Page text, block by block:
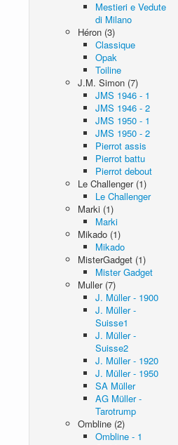
Mestieri e Vedute
di Milano
Héron (3)
Classique
Opak
Toiline
J.M. Simon (7)
JMS 1946 - 1
JMS 1946 - 2
JMS 1950 - 1
JMS 1950 - 2
Pierrot assis
Pierrot battu
Pierrot debout
Le Challenger (1)
Le Challenger
Marki (1)
Marki
Mikado (1)
Mikado
MisterGadget (1)
Mister Gadget
Muller (7)
J. Müller - 1900
J. Müller -
Suisse1
J. Müller -
Suisse2
J. Müller - 1920
J. Müller - 1950
SA Müller
AG Müller -
Tarotrump
Ombline (2)
Ombline - 1